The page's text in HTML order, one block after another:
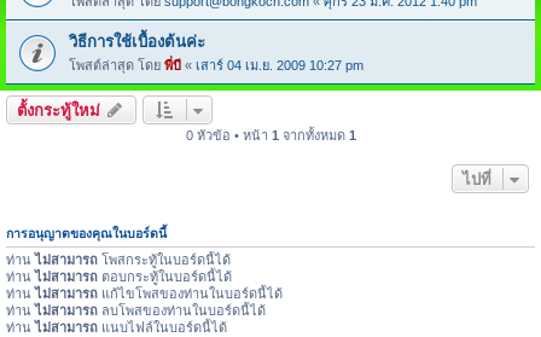
วิธีการใช้เบื้องต้นค่ะ
โพสต์ล่าสุด โดย พี่บี « เสาร์ 04 เม.ย. 2009 10:27 pm
ตั้งกระทู้ใหม่
0 หัวข้อ • หน้า 1 จากทั้งหมด 1
ไปที่
การอนุญาตของคุณในบอร์ดนี้
ท่านไม่สามารถ โพสกระทู้ในบอร์ดนี้ได้
ท่านไม่สามารถ ตอบกระทู้ในบอร์ดนี้ได้
ท่านไม่สามารถ แก้ไขโพสของท่านในบอร์ดนี้ได้
ท่านไม่สามารถ ลบโพสของท่านในบอร์ดนี้ได้
ท่านไม่สามารถ แนบไฟล์ในบอร์ดนี้ได้